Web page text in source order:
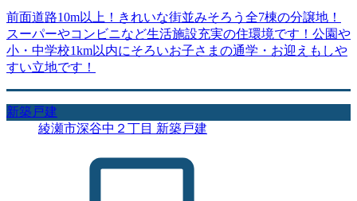
前面道路10m以上！きれいな街並みそろう全7棟の分譲地！
スーパーやコンビニなど生活施設充実の住環境です！公園や
小・中学校1km以内にそろいお子さまの通学・お迎えもしや
すい立地です！
新築戸建
綾瀬市深谷中２丁目 新築戸建